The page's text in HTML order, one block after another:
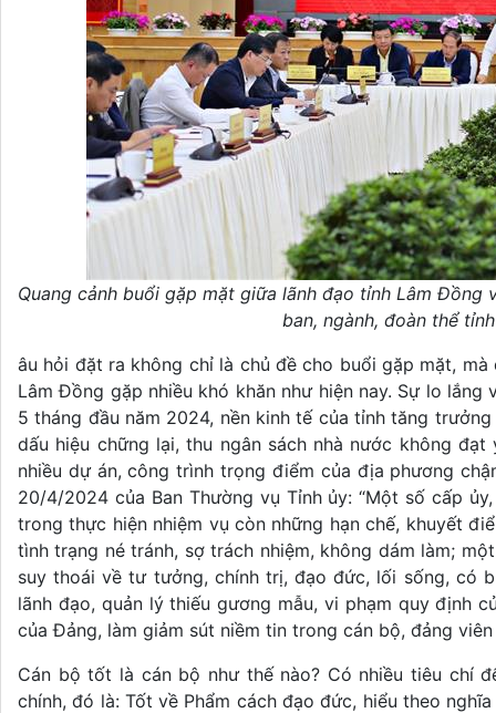
Quang cảnh buổi gặp mặt giữa lãnh đạo tỉnh Lâm
ban, ngành, đoàn thể
âu hỏi đặt ra không chỉ là chủ đề cho buổi gặp mặt,
Lâm Đồng gặp nhiều khó khăn như hiện nay. Sự lo
5 tháng đầu năm 2024, nền kinh tế của tỉnh tăng
dấu hiệu chững lại, thu ngân sách nhà nước không
nhiều dự án, công trình trọng điểm của địa phương
20/4/2024 của Ban Thường vụ Tỉnh ủy: “Một số cấp
trong thực hiện nhiệm vụ còn những hạn chế, khuyết
tình trạng né tránh, sợ trách nhiệm, không dám làm;
suy thoái về tư tưởng, chính trị, đạo đức, lối sống, có
lãnh đạo, quản lý thiếu gương mẫu, vi phạm quy định
của Đảng, làm giảm sút niềm tin trong cán bộ, đảng viên
Cán bộ tốt là cán bộ như thế nào? Có nhiều tiêu chí
chính, đó là: Tốt về Phẩm cách đạo đức, hiểu theo